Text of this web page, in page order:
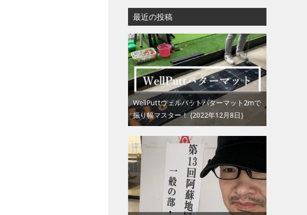
最近の投稿
WellPuttウェルパットパターマット2mで
振り幅マスター！ 2022年12月8日